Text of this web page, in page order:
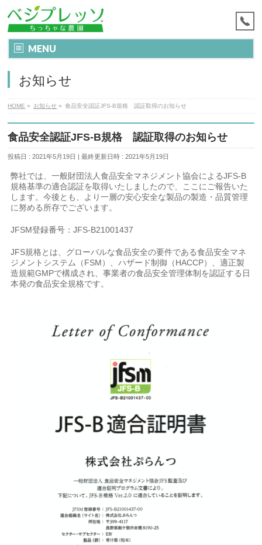
MENU
お知らせ
HOME » お知らせ » 食品安全認証JFS-B規格 認証取得のお知らせ
食品安全認証JFS-B規格 認証取得のお知らせ
投稿日 : 2021年5月19日 最終更新日時 : 2021年5月19日
弊社では、一般財団法人食品安全マネジメント協会によるJFS-B
規格基準の適合認証を取得いたしましたので、ここにご報告いた
します。今後とも、より一層の安心安全な製品の製造・品質管理
に努める所存でございます。
JFSM登録番号：JFS-B21001437
JFS規格とは、グローバルな食品安全の要件である食品安全マネ
ジメントシステム（FSM）、ハザード制御（HACCP）、適正製
造規範GMPで構成され、事業者の食品安全管理体制を認証する日
本発の食品安全規格です。